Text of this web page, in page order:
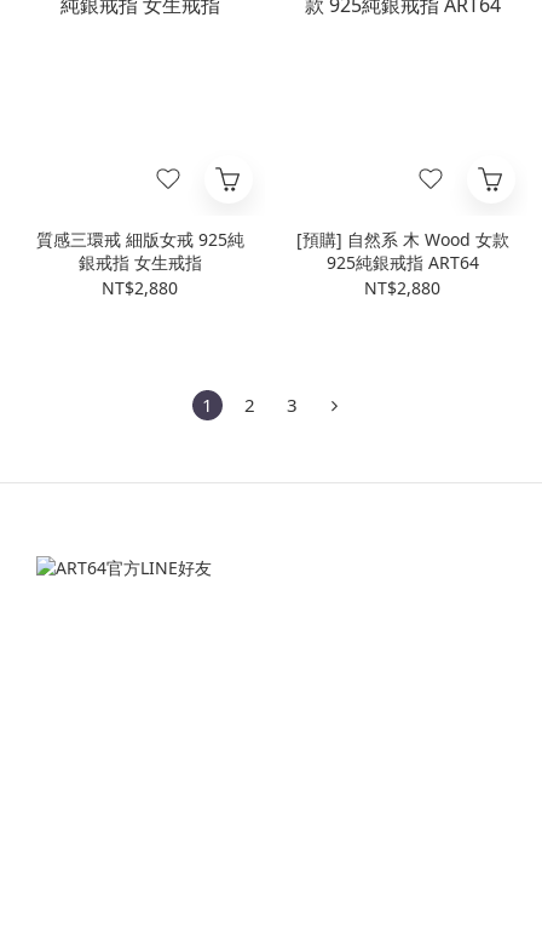
質感三環戒 細版女戒 925純
銀戒指 女生戒指
NT$2,880
[預購] 自然系 木 Wood 女款
925純銀戒指 ART64
NT$2,880
1 2 3